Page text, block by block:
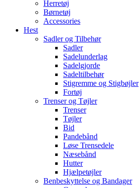
Herretøj
Børnetøj
Accessories
Hest
Sadler og Tilbehør
Sadler
Sadelunderlag
Sadelgjorde
Sadeltilbehør
Stigremme og Stigbøjler
Fortøj
Trenser og Tøjler
Trenser
Tøjler
Bid
Pandebånd
Løse Trensedele
Næsebånd
Hutter
Hjælpetøjler
Benbeskyttelse og Bandager